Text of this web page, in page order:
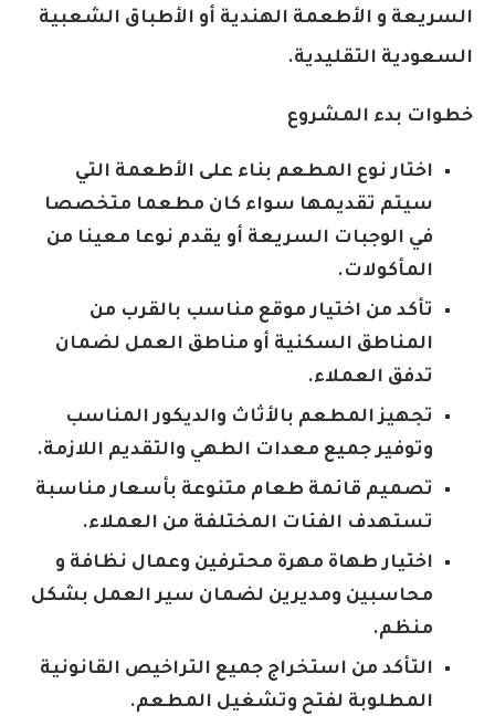
السريعة و الأطعمة الهندية أو الأطباق الشعبية
السعودية التقليدية.
خطوات بدء المشروع
اختار نوع المطعم بناء على الأطعمة التي
سيتم تقديمها سواء كان مطعما متخصصا
في الوجبات السريعة أو يقدم نوعا معينا من
المأكولات.
تأكد من اختيار موقع مناسب بالقرب من
المناطق السكنية أو مناطق العمل لضمان
تدفق العملاء.
تجهيز المطعم بالأثاث والديكور المناسب
وتوفير جميع معدات الطهي والتقديم اللازمة.
تصميم قائمة طعام متنوعة بأسعار مناسبة
تستهدف الفئات المختلفة من العملاء.
اختيار طهاة مهرة محترفين وعمال نظافة و
محاسبين ومديرين لضمان سير العمل بشكل
منظم.
التأكد من استخراج جميع التراخيص القانونية
المطلوبة لفتح وتشغيل المطعم.